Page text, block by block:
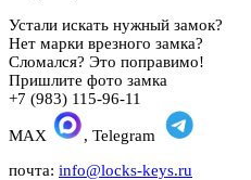
Устали искать нужный замок?
Нет марки врезного замка?
Сломался? Это поправимо!
Пришлите фото замка
+7 (983) 115-96-11
MAX
, Telegram
почта: info@locks-keys.ru